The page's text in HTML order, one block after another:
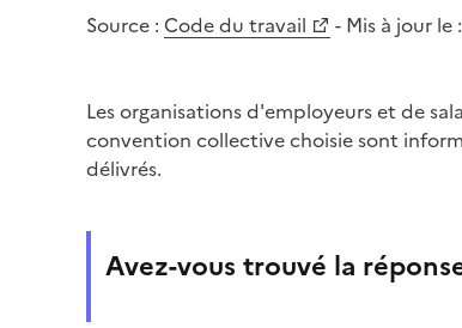
Source : Code du travail - Mis à jour le :
Les organisations d'employeurs et de
convention collective choisie sont
délivrés.
Avez-vous trouvé la